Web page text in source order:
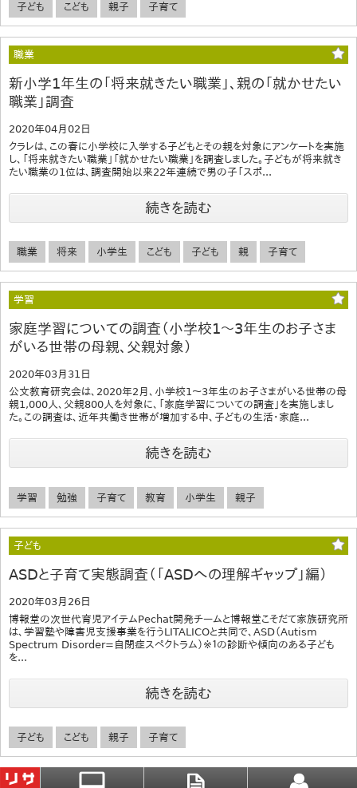
子ども こども 親子 子育て
職業
新小学1年生の「将来就きたい職業」、親の「就かせたい
職業」調査
2020年04月02日
クラレは、この春に小学校に入学する子どもとその親を対象にアンケートを実施
し、「将来就きたい職業」「就かせたい職業」を調査しました。子どもが将来就き
たい職業の1位は、調査開始以来22年連続で男の子「スポ...
続きを読む
職業 将来 小学生 こども 子ども 親 子育て
学習
家庭学習についての調査（小学校1～3年生のお子さま
がいる世帯の母親、父親対象）
2020年03月31日
公文教育研究会は、2020年2月、小学校1～3年生のお子さまがいる世帯の母
親1,000人、父親800人を対象に、「家庭学習についての調査」を実施しまし
た。この調査は、近年共働き世帯が増加する中、子どもの生活・家庭...
続きを読む
学習 勉強 子育て 教育 小学生 親子
子ども
ASDと子育て実態調査（「ASDへの理解ギャップ」編）
2020年03月26日
博報堂の次世代育児アイテムPechat開発チームと博報堂こそだて家族研究所
は、学習塾や障害児支援事業を行うLITALICOと共同で、ASD（Autism
Spectrum Disorder=自閉症スペクトラム）※１の診断や傾向のある子ども
を...
続きを読む
子ども こども 親子 子育て